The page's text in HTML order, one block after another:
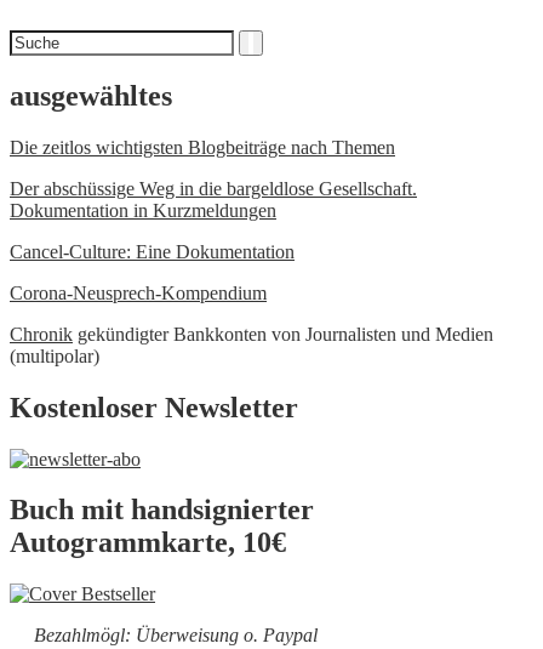
Suchen
nach
ausgewähltes
Die zeitlos wichtigsten Blogbeiträge nach Themen
Der abschüssige Weg in die bargeldlose Gesellschaft.
Dokumentation in Kurzmeldungen
Cancel-Culture: Eine Dokumentation
Corona-Neusprech-Kompendium
Chronik gekündigter Bankkonten von Journalisten und Medien
(multipolar)
Kostenloser Newsletter
Buch mit handsignierter
Autogrammkarte, 10€
Bezahlmögl: Überweisung o. Paypal